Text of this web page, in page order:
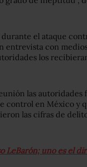
el ataque
entrevista con
los
las autoridades
control en México y
las cifras de
LeBarón; uno es el